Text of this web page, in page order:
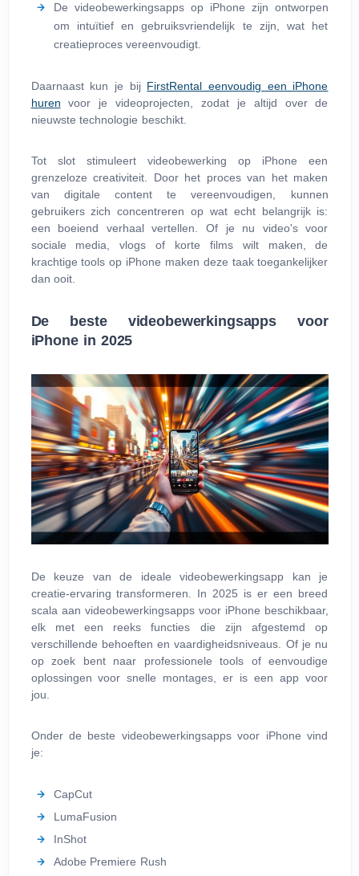
De videobewerkingsapps op iPhone zijn ontworpen
om intuïtief en gebruiksvriendelijk te zijn, wat het
creatieproces vereenvoudigt.
Daarnaast kun je bij FirstRental eenvoudig een iPhone
huren voor je videoprojecten, zodat je altijd over de
nieuwste technologie beschikt.
Tot slot stimuleert videobewerking op iPhone een
grenzeloze creativiteit. Door het proces van het maken
van digitale content te vereenvoudigen, kunnen
gebruikers zich concentreren op wat echt belangrijk is:
een boeiend verhaal vertellen. Of je nu video's voor
sociale media, vlogs of korte films wilt maken, de
krachtige tools op iPhone maken deze taak toegankelijker
dan ooit.
De beste videobewerkingsapps voor
iPhone in 2025
De keuze van de ideale videobewerkingsapp kan je
creatie-ervaring transformeren. In 2025 is er een breed
scala aan videobewerkingsapps voor iPhone beschikbaar,
elk met een reeks functies die zijn afgestemd op
verschillende behoeften en vaardigheidsniveaus. Of je nu
op zoek bent naar professionele tools of eenvoudige
oplossingen voor snelle montages, er is een app voor
jou.
Onder de beste videobewerkingsapps voor iPhone vind
je:
CapCut
LumaFusion
InShot
Adobe Premiere Rush